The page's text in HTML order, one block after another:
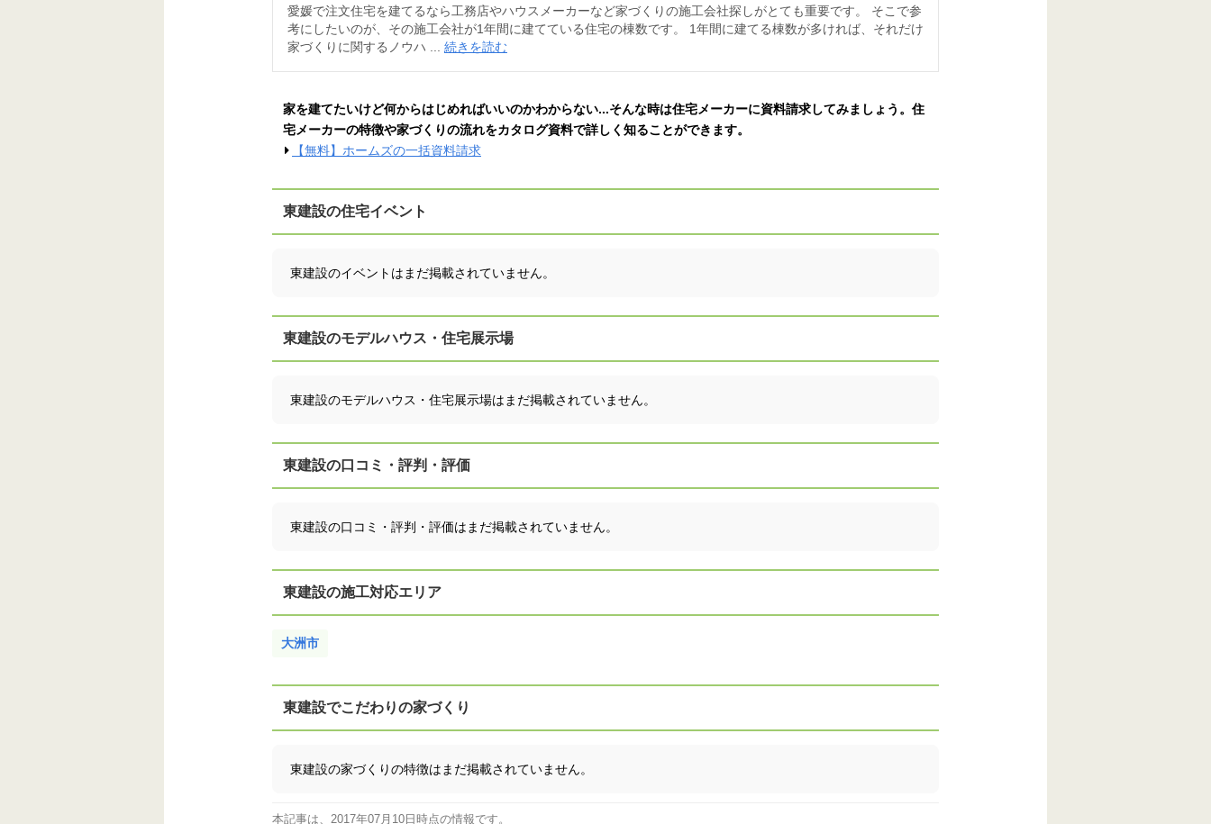
愛媛で注文住宅を建てるなら工務店やハウスメーカーなど家づくりの施工会社探しがとても重要です。 そこで参
考にしたいのが、その施工会社が1年間に建てている住宅の棟数です。 1年間に建てる棟数が多ければ、それだけ
家づくりに関するノウハ ... 続きを読む
家を建てたいけど何からはじめればいいのかわからない...そんな時は住宅メーカーに資料請求してみましょう。住
宅メーカーの特徴や家づくりの流れをカタログ資料で詳しく知ることができます。
【無料】ホームズの一括資料請求
東建設の住宅イベント
東建設のイベントはまだ掲載されていません。
東建設のモデルハウス・住宅展示場
東建設のモデルハウス・住宅展示場はまだ掲載されていません。
東建設の口コミ・評判・評価
東建設の口コミ・評判・評価はまだ掲載されていません。
東建設の施工対応エリア
大洲市
東建設でこだわりの家づくり
東建設の家づくりの特徴はまだ掲載されていません。
本記事は、2017年07月10日時点の情報です。